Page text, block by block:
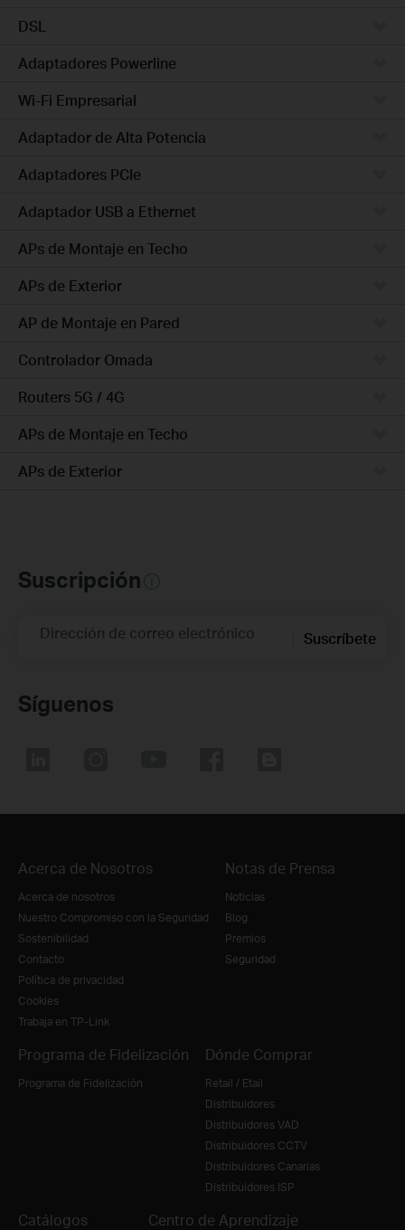
DSL
Adaptadores Powerline
Wi-Fi Empresarial
Adaptador de Alta Potencia
Adaptadores PCIe
Adaptador USB a Ethernet
APs de Montaje en Techo
APs de Exterior
AP de Montaje en Pared
Controlador Omada
Routers 5G / 4G
APs de Montaje en Techo
APs de Exterior
Suscripción
Dirección de correo electrónico Suscríbete
Síguenos
Acerca de Nosotros
Acerca de nosotros
Nuestro Compromiso con la Seguridad
Sostenibilidad
Contacto
Política de privacidad
Cookies
Trabaja en TP-Link
Notas de Prensa
Noticias
Blog
Premios
Seguridad
Programa de Fidelización
Programa de Fidelización
Dónde Comprar
Retail / Etail
Distribuidores
Distribuidores VAD
Distribuidores CCTV
Distribuidores Canarias
Distribuidores ISP
Catálogos Centro de Aprendizaje